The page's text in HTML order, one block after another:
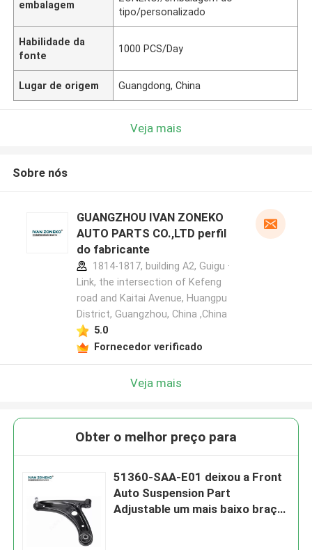
embalagem
tipo/personalizado
Habilidade da
fonte
1000 PCS/Day
Lugar de origem Guangdong, China
Veja mais
Sobre nós
GUANGZHOU IVAN ZONEKO
AUTO PARTS CO.,LTD perfil
do fabricante
1814-1817, building A2, Guigu ·
Link, the intersection of Kefeng
road and Kaitai Avenue, Huangpu
District, Guangzhou, China ,China
5.0
Fornecedor verificado
Veja mais
Obter o melhor preço para
51360-SAA-E01 deixou a Front
Auto Suspension Part
Adjustable um mais baixo braço